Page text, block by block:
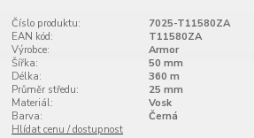
Číslo produktu:
7025-T11580ZA
EAN kód:
T11580ZA
Výrobce:
Armor
Šířka:
50 mm
Délka:
360 m
Průměr středu:
25 mm
Materiál:
Vosk
Barva:
Černá
Hlídat cenu / dostupnost